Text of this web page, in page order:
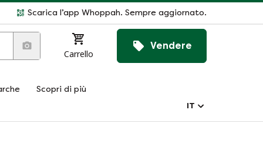
Scarica l’app Whoppah. Sempre aggiornato.
Carrello
Vendere
Scopri di più
IT